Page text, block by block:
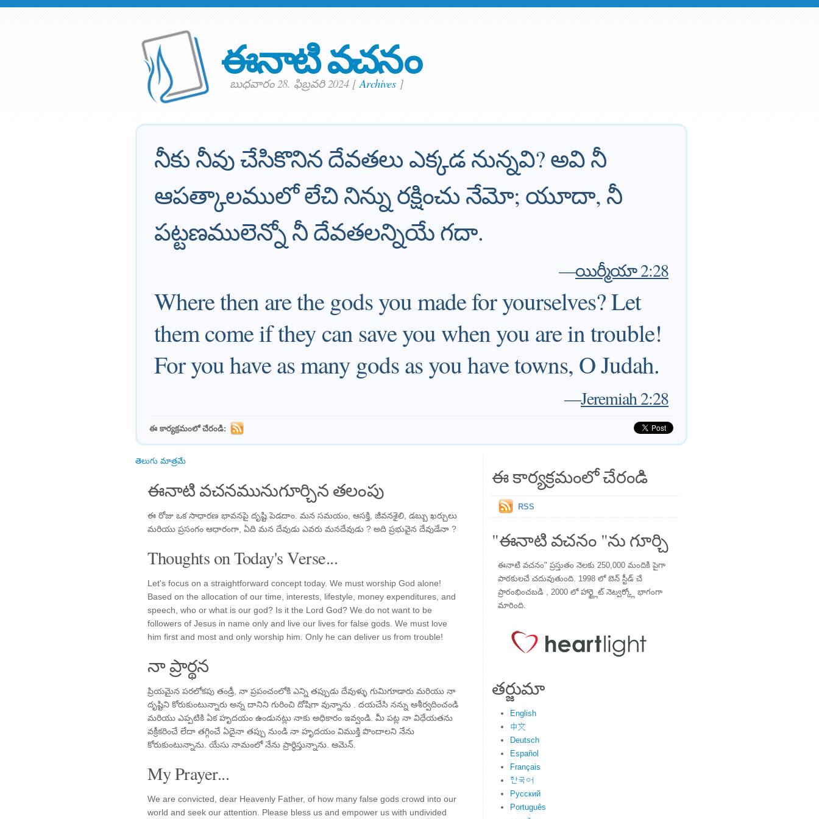
ఈనాటి వచనం
బుధవారం 28. ఫిబ్రవరి 2024 [Archives ]
నీకు నీవు చేసికొనిన దేవతలు ఎక్కడ నున్నవి? అవి నీ
ఆపత్కాలములో లేచి నిన్ను రక్షించు నేమో; యూదా, నీ
పట్టణములెన్నో నీ దేవతలన్నియే గదా.
—యిర్మీయా 2:28
Where then are the gods you made for yourselves? Let
them come if they can save you when you are in trouble!
For you have as many gods as you have towns, O Judah.
—Jeremiah 2:28
ఈ కార్యక్రమంలో చేరండి:
తెలుగు మాత్రమే
ఈనాటి వచనమునుగూర్చిన తలంపు
ఈ రోజు ఒక సాధారణ భావనపై దృష్టి పెడదాం. మన సమయం, ఆసక్తి, జీవనశైలి, డబ్బు ఖర్చులు
మరియు ప్రసంగం ఆధారంగా, ఏది మన దేవుడు ఎవరు మనదేవుడు ? అది ప్రభువైన దేవుడేనా ?
Thoughts on Today's Verse...
Let's focus on a straightforward concept today. We must worship God alone!
Based on the allocation of our time, interests, lifestyle, money expenditures, and
speech, who or what is our god? Is it the Lord God? We do not want to be
followers of Jesus in name only and live our lives for false gods. We must love
him first and most and only worship him. Only he can deliver us from trouble!
నా ప్రార్థన
ప్రియమైన పరలోకపు తండ్రీ, నా ప్రపంచంలోకి ఎన్ని తప్పుడు దేవుళ్ళు గుమిగూడారు మరియు నా
దృష్టిని కోరుకుంటున్నారు అన్న దానిని గురించి దోషిగా వున్నాను . దయచేసి నన్ను ఆశీర్వదించండి
మరియు ఎప్పటికి ఏక హృదయం ఉండునట్లు నాకు అధికారం ఇవ్వండి. మీ పట్ల నా విధేయతను
వక్రీకరించే లేదా తగ్గించే ఏదైనా తప్పు నుండి నా హృదయం విముక్తి పొందాలని నేను
కోరుకుంటున్నాను. యేసు నామంలో నేను ప్రార్థిస్తున్నాను. ఆమెన్.
My Prayer...
We are convicted, dear Heavenly Father, of how many false gods crowd into our
world and seek our attention. Please bless us and empower us with undivided
ఈ కార్యక్రమంలో చేరండి
RSS
"ఈనాటి వచనం "ను గూర్చి
ఈనాటి వచనం" ప్రస్తుతం నెలకు 250,000 మందికి పైగా
పాఠకులచే చదువుతుంది. 1998 లో బెన్ స్టీడ్ చే
ప్రారంభించబడి , 2000 లో హార్ట్లైట్ నెట్వర్క్లో భాగంగా
మారింది.
తర్జుమా
English
中文
Deutsch
Español
Français
한국어
Русский
Português